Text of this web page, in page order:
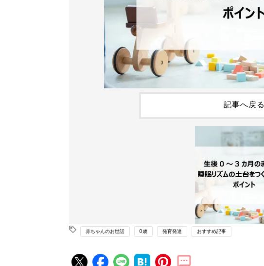
記事へ戻る
赤ちゃんのお世話 0歳 発育発達 おすすめ記事